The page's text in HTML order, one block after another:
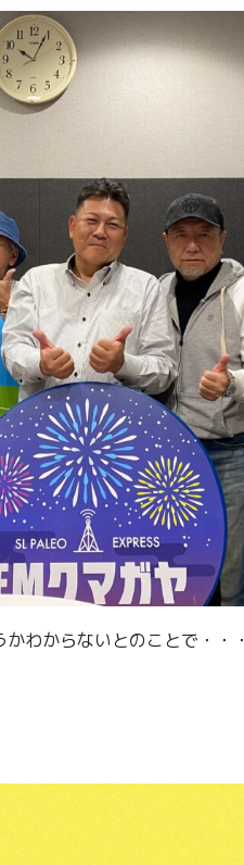
わからないとのことで・・・